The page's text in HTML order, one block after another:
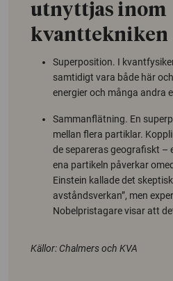
utnyttjas inom
kvanttekniken
Superposition. I
samtidigt vara både här
energier och många andra
Sammanflätning. En
mellan flera partiklar.
de separeras geografiskt –
ena partikeln påverkar
Einstein kallade det
avståndsverkan”, men
Nobelpristagare visar att
Källor: Chalmers och KVA